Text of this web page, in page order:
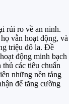
rủi ro về an ninh.
vẫn hoạt động, và
triệu đô la. Đề
động minh bạch
thủ các tiêu chuẩn
những nền tảng
để tăng cường